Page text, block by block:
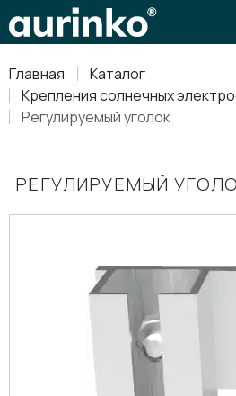
Главная
Каталог
Крепления солнечных
Регулируемый уголок
РЕГУЛИРУЕМЫЙ
Россия, Свердловская область
8-800-770-79-40